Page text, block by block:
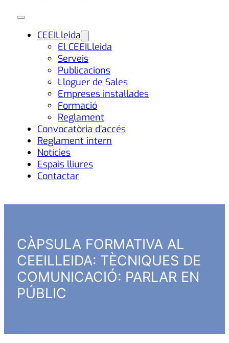
CEEILleida
El CEEILleida
Serveis
Publicacions
Lloguer de Sales
Empreses instal·lades
Formació
Reglament
Convocatòria d’accés
Reglament intern
Notícies
Espais lliures
Contactar
CÀPSULA FORMATIVA AL
CEEILLEIDA: TÈCNIQUES DE
COMUNICACIÓ: PARLAR EN
PÚBLIC